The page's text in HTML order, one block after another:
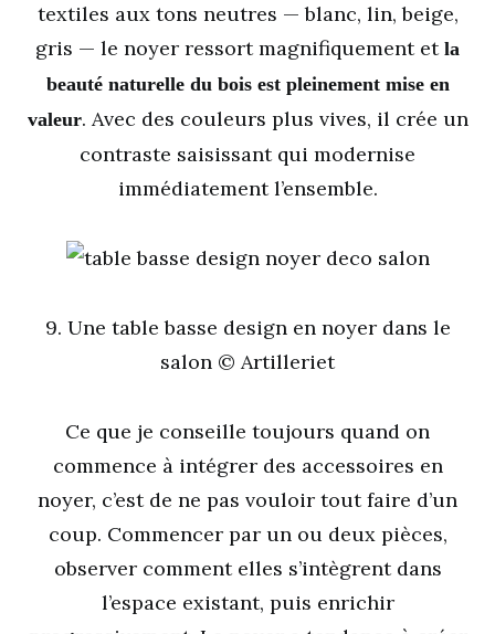
textiles aux tons neutres — blanc, lin, beige,
gris — le noyer ressort magnifiquement et la
beauté naturelle du bois est pleinement mise en
valeur. Avec des couleurs plus vives, il crée un
contraste saisissant qui modernise
immédiatement l’ensemble.
9. Une table basse design en noyer dans le
salon © Artilleriet
Ce que je conseille toujours quand on
commence à intégrer des accessoires en
noyer, c’est de ne pas vouloir tout faire d’un
coup. Commencer par un ou deux pièces,
observer comment elles s’intègrent dans
l’espace existant, puis enrichir